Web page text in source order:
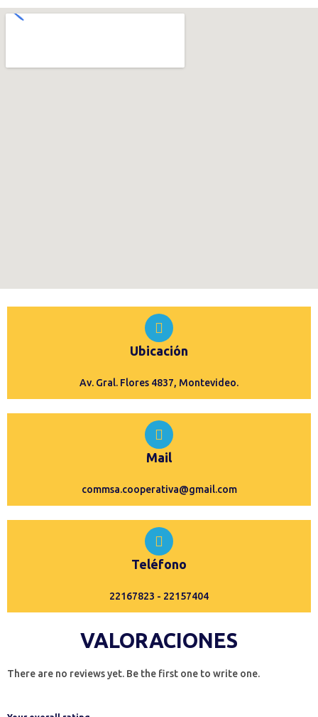
Ubicación
Av. Gral. Flores 4837, Montevideo.
Mail
commsa.cooperativa@gmail.com
Teléfono
22167823 - 22157404
VALORACIONES
There are no reviews yet. Be the first one to write one.